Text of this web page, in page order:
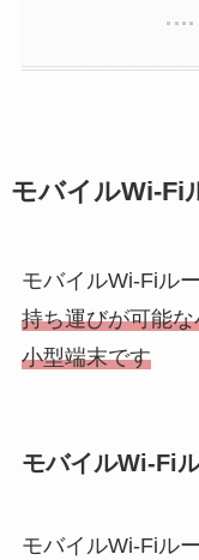
モバイルWi-Fi
モバイルWi-Fiル
持ち運びが可能
小型端末です
モバイルWi-Fi
モバイルWi-Fiル